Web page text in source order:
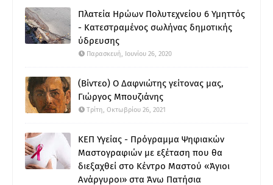
Πλατεία Ηρώων Πολυτεχνείου 6 Υμηττός
- Κατεστραμένος σωλήνας δημοτικής
ύδρευσης
Παρασκευή, Ιουνίου 26, 2020
(Βίντεο) Ο Δαφνιώτης γείτονας μας,
Γιώργος Μπουζιάνης
Τρίτη, Οκτωβρίου 26, 2021
ΚΕΠ Υγείας - Πρόγραμμα Ψηφιακών
Μαστογραφιών με εξέταση που θα
διεξαχθεί στο Κέντρο Μαστού «Άγιοι
Ανάργυροι» στα Άνω Πατήσια